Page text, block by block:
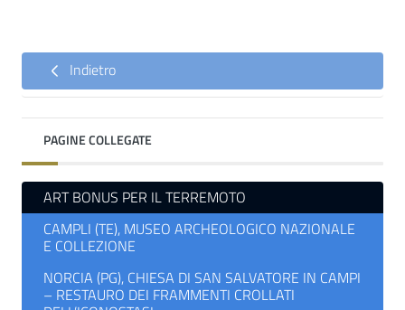
Indietro
PAGINE COLLEGATE
ART BONUS PER IL TERREMOTO
CAMPLI (TE), MUSEO ARCHEOLOGICO NAZIONALE
E COLLEZIONE
NORCIA (PG), CHIESA DI SAN SALVATORE IN CAMPI
– RESTAURO DEI FRAMMENTI CROLLATI